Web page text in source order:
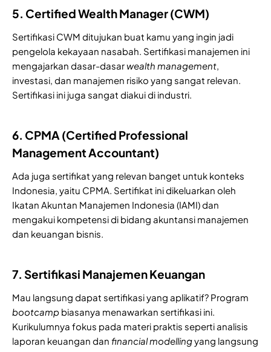
5. Certified Wealth Manager (CWM)
Sertifikasi CWM ditujukan buat kamu yang ingin jadi
pengelola kekayaan nasabah. Sertifikasi manajemen ini
mengajarkan dasar-dasarwealth management,
investasi, dan manajemen risiko yang sangat relevan.
Sertifikasi ini juga sangat diakui di industri.
6. CPMA (Certified Professional
Management Accountant)
Ada juga sertifikat yang relevan banget untuk konteks
Indonesia, yaitu CPMA. Sertifikat ini dikeluarkan oleh
Ikatan Akuntan Manajemen Indonesia (IAMI) dan
mengakui kompetensi di bidang akuntansi manajemen
dan keuangan bisnis.
7. Sertifikasi Manajemen Keuangan
Mau langsung dapat sertifikasi yang aplikatif? Program
bootcamp biasanya menawarkan sertifikasi ini.
Kurikulumnya fokus pada materi praktis seperti analisis
laporan keuangan dan financial modellingyang langsung